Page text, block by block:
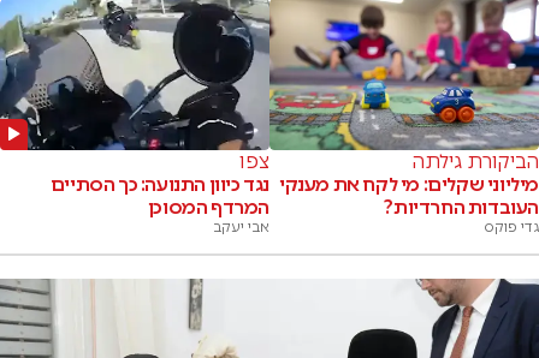
הביקורת גילתה
מיליוני שקלים: מי לקח את מענקי
העובדות החרדיות?
גדי פוקס
צפו
נגד כיוון התנועה: כך הסתיים
המרדף המסוכן
אבי יעקב